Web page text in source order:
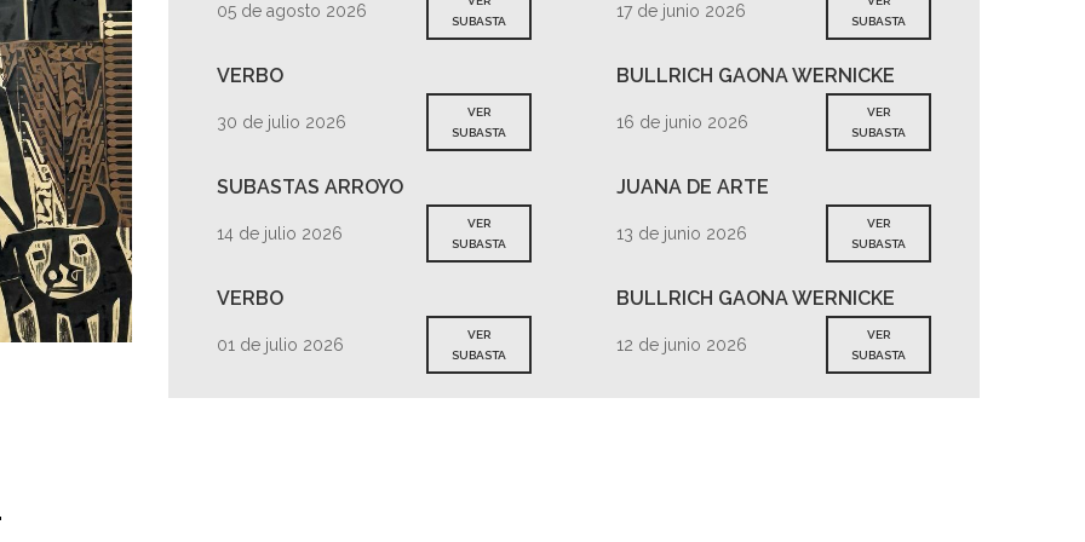
05 de agosto 2026
SUBASTA
VERBO
30 de julio 2026
VER
SUBASTA
SUBASTAS ARROYO
14 de julio 2026
VER
SUBASTA
VERBO
01 de julio 2026
VER
SUBASTA
17 de junio 2026
SUBASTA
BULLRICH GAONA WERNICKE
16 de junio 2026
VER
SUBASTA
JUANA DE ARTE
13 de junio 2026
VER
SUBASTA
BULLRICH GAONA WERNICKE
12 de junio 2026
VER
SUBASTA